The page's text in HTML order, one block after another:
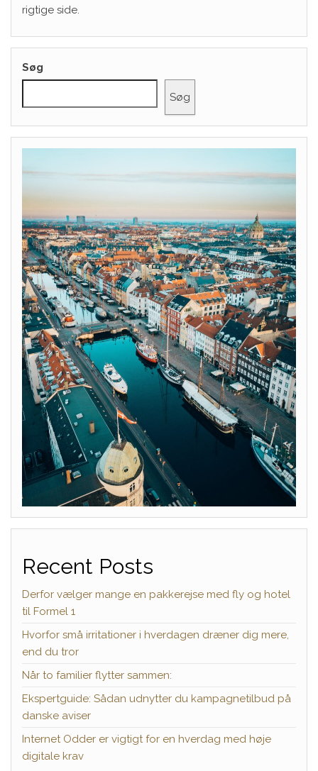
rigtige side.
Søg
Søg
Recent Posts
Derfor vælger mange en pakkerejse med fly og hotel
til Formel 1
Hvorfor små irritationer i hverdagen dræner dig mere,
end du tror
Når to familier flytter sammen:
Ekspertguide: Sådan udnytter du kampagnetilbud på
danske aviser
Internet Odder er vigtigt for en hverdag med høje
digitale krav